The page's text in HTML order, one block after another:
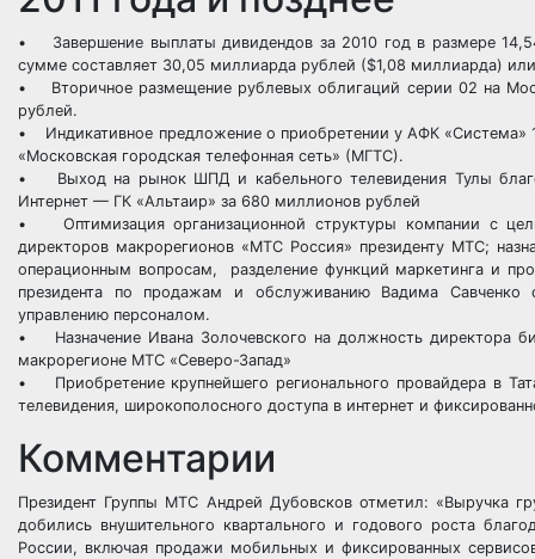
• Завершение выплаты дивидендов за 2010 год в размере
сумме составляет 30,05 миллиарда рублей ($1,08 миллиарда)
• Вторичное размещение рублевых облигаций серии 02 на
рублей.
• Индикативное предложение о приобретении у АФК «Система»
«Московская городская телефонная сеть» (МГТС).
• Выход на рынок ШПД и кабельного телевидения Тулы
Интернет — ГК «Альтаир» за 680 миллионов рублей
• Оптимизация организационной структуры компании с
директоров макрорегионов «МТС Россия» президенту МТС;
операционным вопросам, разделение функций маркетинга и
президента по продажам и обслуживанию Вадима Савченко
управлению персоналом.
• Назначение Ивана Золочевского на должность директора
макрорегионе МТС «Северо-Запад»
• Приобретение крупнейшего регионального провайдера в
телевидения, широкополосного доступа в интернет и
Комментарии
Президент Группы МТС Андрей Дубовсков отметил: «Выручка
добились внушительного квартального и годового роста
России, включая продажи мобильных и фиксированных